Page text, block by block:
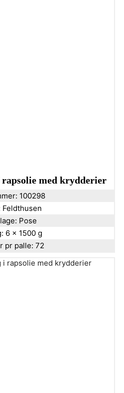
med krydderier
100298
Feldthusen
Pose
6 x 1500 g
pr palle: 72